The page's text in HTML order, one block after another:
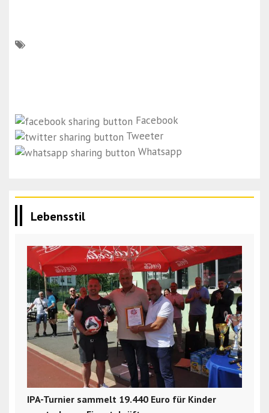
Facebook
Tweeter
Whatsapp
Lebensstil
IPA-Turnier sammelt 19.440 Euro für Kinder